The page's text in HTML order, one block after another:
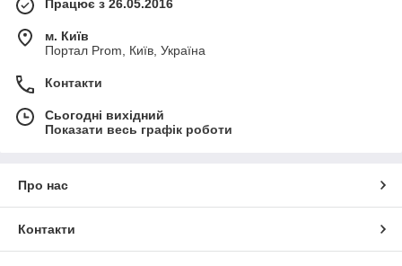
Працює з 26.05.2016
м. Київ
Портал Prom, Київ, Україна
Контакти
Сьогодні вихідний
Показати весь графік роботи
Про нас
Контакти